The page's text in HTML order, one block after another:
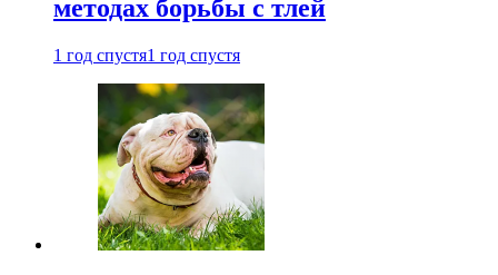
методах борьбы с тлей
1 год спустя1 год спустя